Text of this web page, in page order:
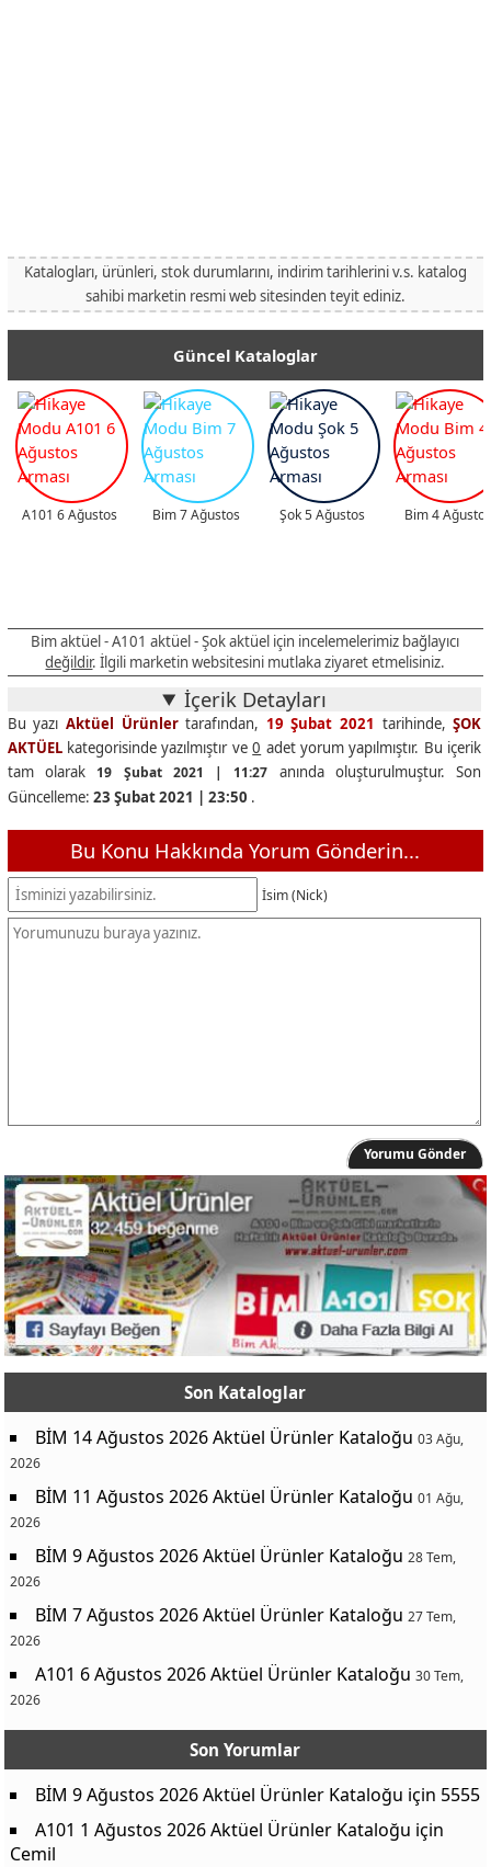
Katalogları, ürünleri, stok durumlarını, indirim tarihlerini v.s. katalog
sahibi marketin resmi web sitesinden teyit ediniz.
Güncel Kataloglar
A101 6 Ağustos Bim 7 Ağustos Şok 5 Ağustos Bim 4 Ağustos
Bim aktüel - A101 aktüel - Şok aktüel için incelemelerimiz bağlayıcı
değildir. İlgili marketin websitesini mutlaka ziyaret etmelisiniz.
İçerik Detayları
Bu yazı Aktüel Ürünlertarafından, 19 Şubat 2021 tarihinde,ŞOK
AKTÜELkategorisinde yazılmıştır ve0 adet yorum yapılmıştır. Bu içerik
tam olarak 19 Şubat 2021 | 11:27 anında oluşturulmuştur. Son
Güncelleme: 23 Şubat 2021 | 23:50 .
Bu Konu Hakkında Yorum Gönderin...
İsim (Nick)
Yorumu Gönder
Son Kataloglar
BİM 14 Ağustos 2026 Aktüel Ürünler Kataloğu 03 Ağu,
2026
BİM 11 Ağustos 2026 Aktüel Ürünler Kataloğu 01 Ağu,
2026
BİM 9 Ağustos 2026 Aktüel Ürünler Kataloğu 28 Tem,
2026
BİM 7 Ağustos 2026 Aktüel Ürünler Kataloğu 27 Tem,
2026
A101 6 Ağustos 2026 Aktüel Ürünler Kataloğu 30 Tem,
2026
Son Yorumlar
BİM 9 Ağustos 2026 Aktüel Ürünler Kataloğu için 5555
A101 1 Ağustos 2026 Aktüel Ürünler Kataloğu için
Cemil